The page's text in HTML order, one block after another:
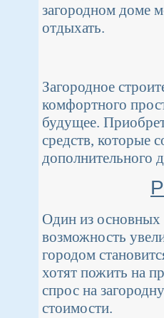
загородном доме
отдыхать.
Загородное
комфортного
будущее.
средств, которые
дополнительного
Один из основных
возможность
городом
хотят пожить на
спрос на
стоимости.